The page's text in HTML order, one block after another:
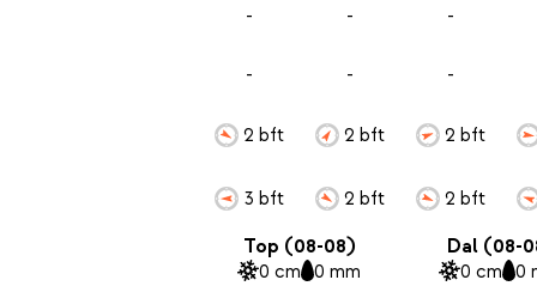
-
-
2 bft
3 bft
-
-
2 bft
2 bft
-
-
2 bft
2 bft
Top (08-08)
0 cm 0 mm
Dal (08-
0 cm 0